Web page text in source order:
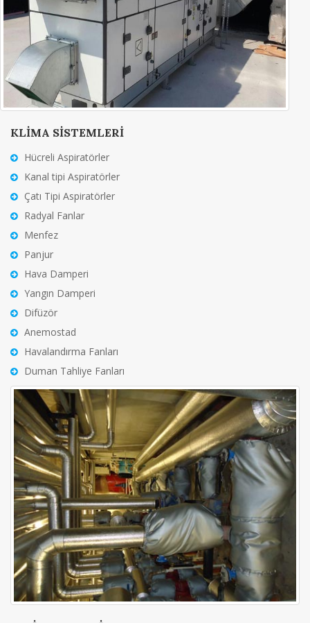
KLİMA SİSTEMLERİ
Hücreli Aspiratörler
Kanal tipi Aspiratörler
Çatı Tipi Aspiratörler
Radyal Fanlar
Menfez
Panjur
Hava Damperi
Yangın Damperi
Difüzör
Anemostad
Havalandırma Fanları
Duman Tahliye Fanları